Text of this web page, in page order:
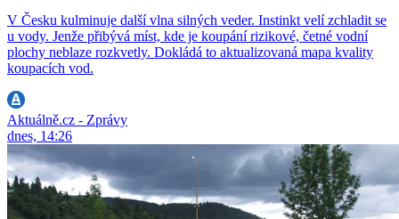
V Česku kulminuje další vlna silných veder. Instinkt velí zchladit se
u vody. Jenže přibývá míst, kde je koupání rizikové, četné vodní
plochy neblaze rozkvetly. Dokládá to aktualizovaná mapa kvality
koupacích vod.
Aktuálně.cz - Zprávy
dnes, 14:26